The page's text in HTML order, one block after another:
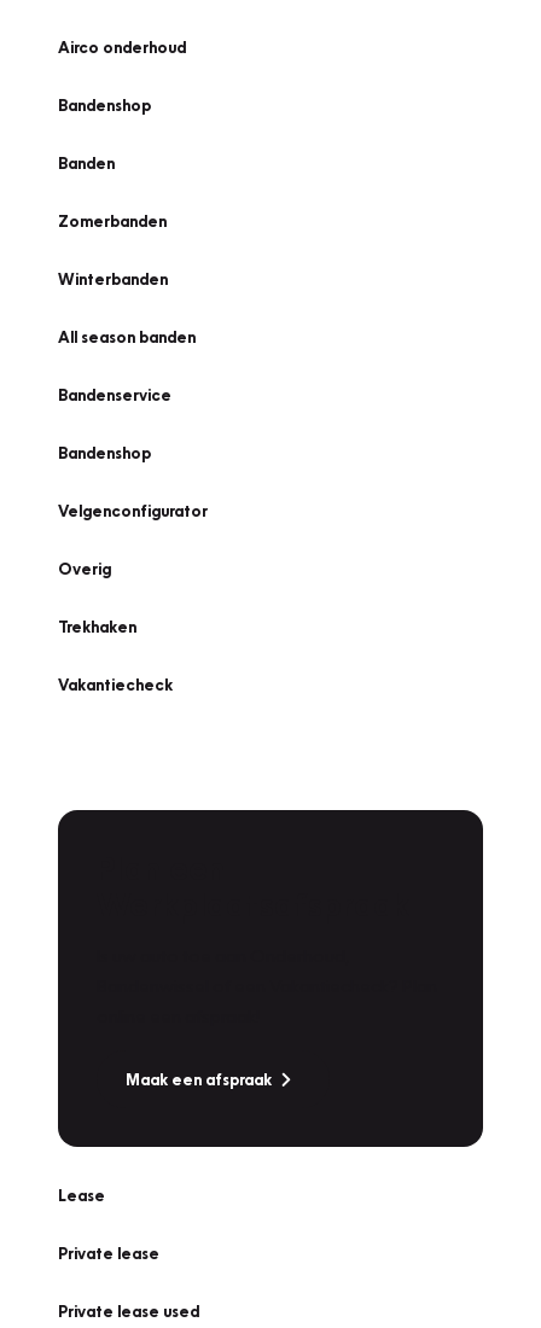
Airco onderhoud
Bandenshop
Banden
Zomerbanden
Winterbanden
All season banden
Bandenservice
Bandenshop
Velgenconfigurator
Overig
Trekhaken
Vakantiecheck
Maak een afspraak
Lease
Private lease
Private lease used